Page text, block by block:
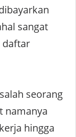
sangat
daftar
seorang
namanya
hingga